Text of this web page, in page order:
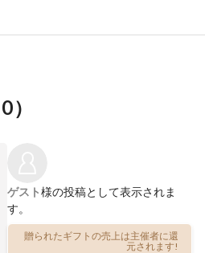
0）
ゲスト様の投稿として表示されま
す。
贈られたギフトの売上は主催者に還
元されます!